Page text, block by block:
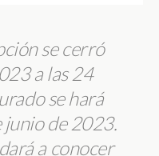
se cerró
a las 24
se hará
junio de 2023.
a conocer